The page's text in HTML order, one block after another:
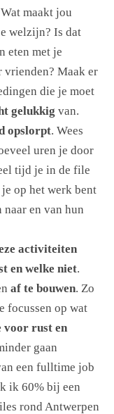
maakt jou
welzijn? Is dat
eten met je
vrienden? Maak er
die je moet
gelukkig van.
opslorpt. Wees
uren je door
tijd je in de file
op het werk bent
en van hun
activiteiten
en welke niet.
af te bouwen. Zo
focussen op wat
voor rust en
gaan
een fulltime job
ik 60% bij een
rond Antwerpen